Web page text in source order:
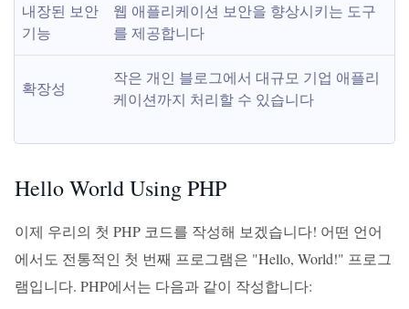
내장된 보안
기능
웹 애플리케이션 보안을 향상시키는 도구
를 제공합니다
확장성
작은 개인 블로그에서 대규모 기업 애플리
케이션까지 처리할 수 있습니다
Hello World Using PHP
이제 우리의 첫 PHP 코드를 작성해 보겠습니다! 어떤 언어
에서도 전통적인 첫 번째 프로그램은 "Hello, World!" 프로그
램입니다. PHP에서는 다음과 같이 작성합니다: